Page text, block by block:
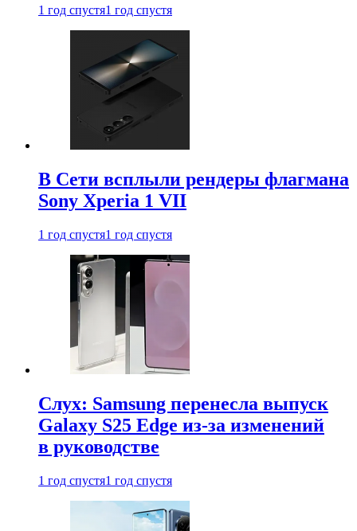
1 год спустя1 год спустя
В Сети всплыли рендеры флагмана
Sony Xperia 1 VII
1 год спустя1 год спустя
Слух: Samsung перенесла выпуск
Galaxy S25 Edge из-за изменений
в руководстве
1 год спустя1 год спустя